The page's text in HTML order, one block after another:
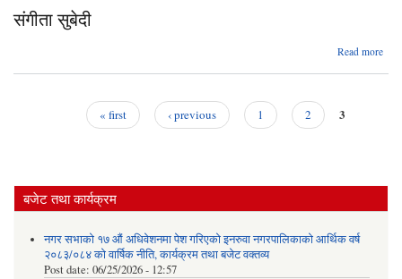
संगीता सुबेदी
Read more
« first ‹ previous 1 2 3
बजेट तथा कार्यक्रम
नगर सभाको १७ औं अधिवेशनमा पेश गरिएको इनरुवा नगरपालिकाको आर्थिक वर्ष
२०८३/०८४ को वार्षिक नीति, कार्यक्रम तथा बजेट वक्तव्य
Post date: 06/25/2026 - 12:57